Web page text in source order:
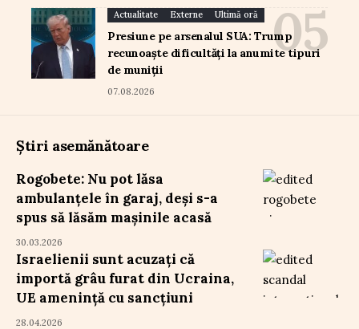
Actualitate Externe Ultimă oră
Presiune pe arsenalul SUA: Trump
recunoaște dificultăți la anumite tipuri
de muniții
07.08.2026
Știri asemănătoare
Rogobete: Nu pot lăsa
ambulanțele în garaj, deși s-a
spus să lăsăm mașinile acasă
30.03.2026
Israelienii sunt acuzați că
importă grâu furat din Ucraina,
UE amenință cu sancțiuni
28.04.2026